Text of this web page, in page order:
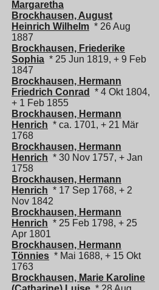
Margaretha
Brockhausen, August
Heinrich Wilhelm * 26 Aug
1887
Brockhausen, Friederike
Sophia * 25 Jun 1819, + 9 Feb
1847
Brockhausen, Hermann
Friedrich Conrad
* 4 Okt 1804,
+ 1 Feb 1855
Brockhausen, Hermann
Henrich * ca. 1701, + 21 Mär
1768
Brockhausen, Hermann
Henrich * 30 Nov 1757, + Jan
1758
Brockhausen, Hermann
Henrich * 17 Sep 1768, + 2
Nov 1842
Brockhausen, Hermann
Henrich * 25 Feb 1798, + 25
Apr 1801
Brockhausen, Hermann
Tönnies * Mai 1688, + 15 Okt
1763
Brockhausen, Marie Karoline